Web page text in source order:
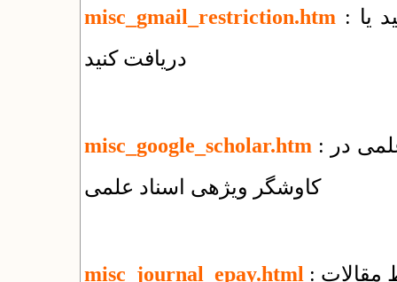
misc_gmail_restriction.htm : چه فایل‌هایی را با جی‌میل نمی‌توانید بفرستید یا
دریافت کنید
misc_google_scholar.htm : نحوه ثبت مقالات منتشر شده در پایگاههای علمی در
کاوشگر ویژهی اسناد علمی
misc_journal_epay.html مقالات